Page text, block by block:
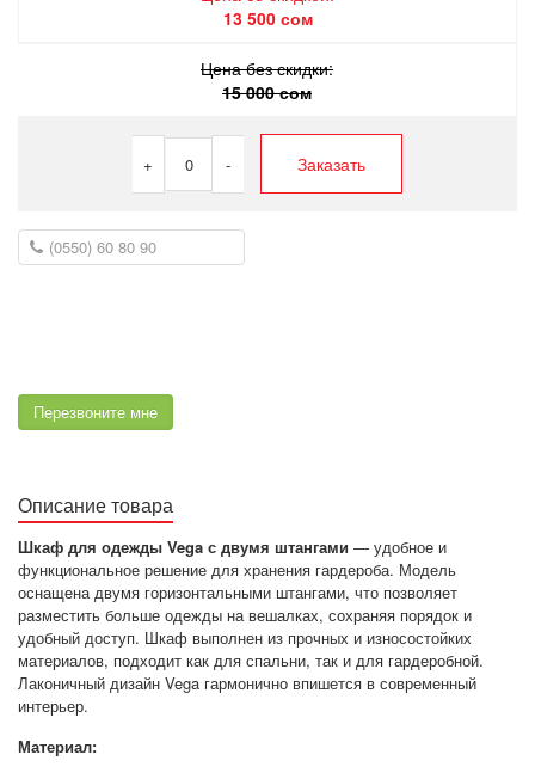
13 500 сом
Цена без скидки:
15 000 сом
+ 0 - Заказать
Перезвоните мне
Описание товара
Шкаф для одежды Vega с двумя штангами — удобное и
функциональное решение для хранения гардероба. Модель
оснащена двумя горизонтальными штангами, что позволяет
разместить больше одежды на вешалках, сохраняя порядок и
удобный доступ. Шкаф выполнен из прочных и износостойких
материалов, подходит как для спальни, так и для гардеробной.
Лаконичный дизайн Vega гармонично впишется в современный
интерьер.
Материал: